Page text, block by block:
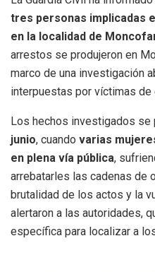
tres personas implicadas
en la localidad de
arrestos se produjeron en
marco de una investigación
interpuestas por víctimas de
Los hechos investigados se
junio, cuando varias
en plena vía pública,
arrebatarles las cadenas de
brutalidad de los actos y la
alertaron a las autoridades,
específica para localizar a